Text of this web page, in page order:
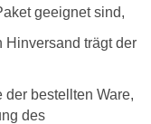
geeignet sind,
Hinversand trägt der
der bestellten Ware,
des